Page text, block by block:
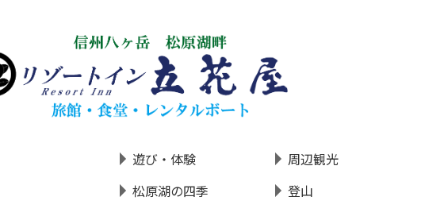
遊び・体験 周辺観光
松原湖の四季
登山